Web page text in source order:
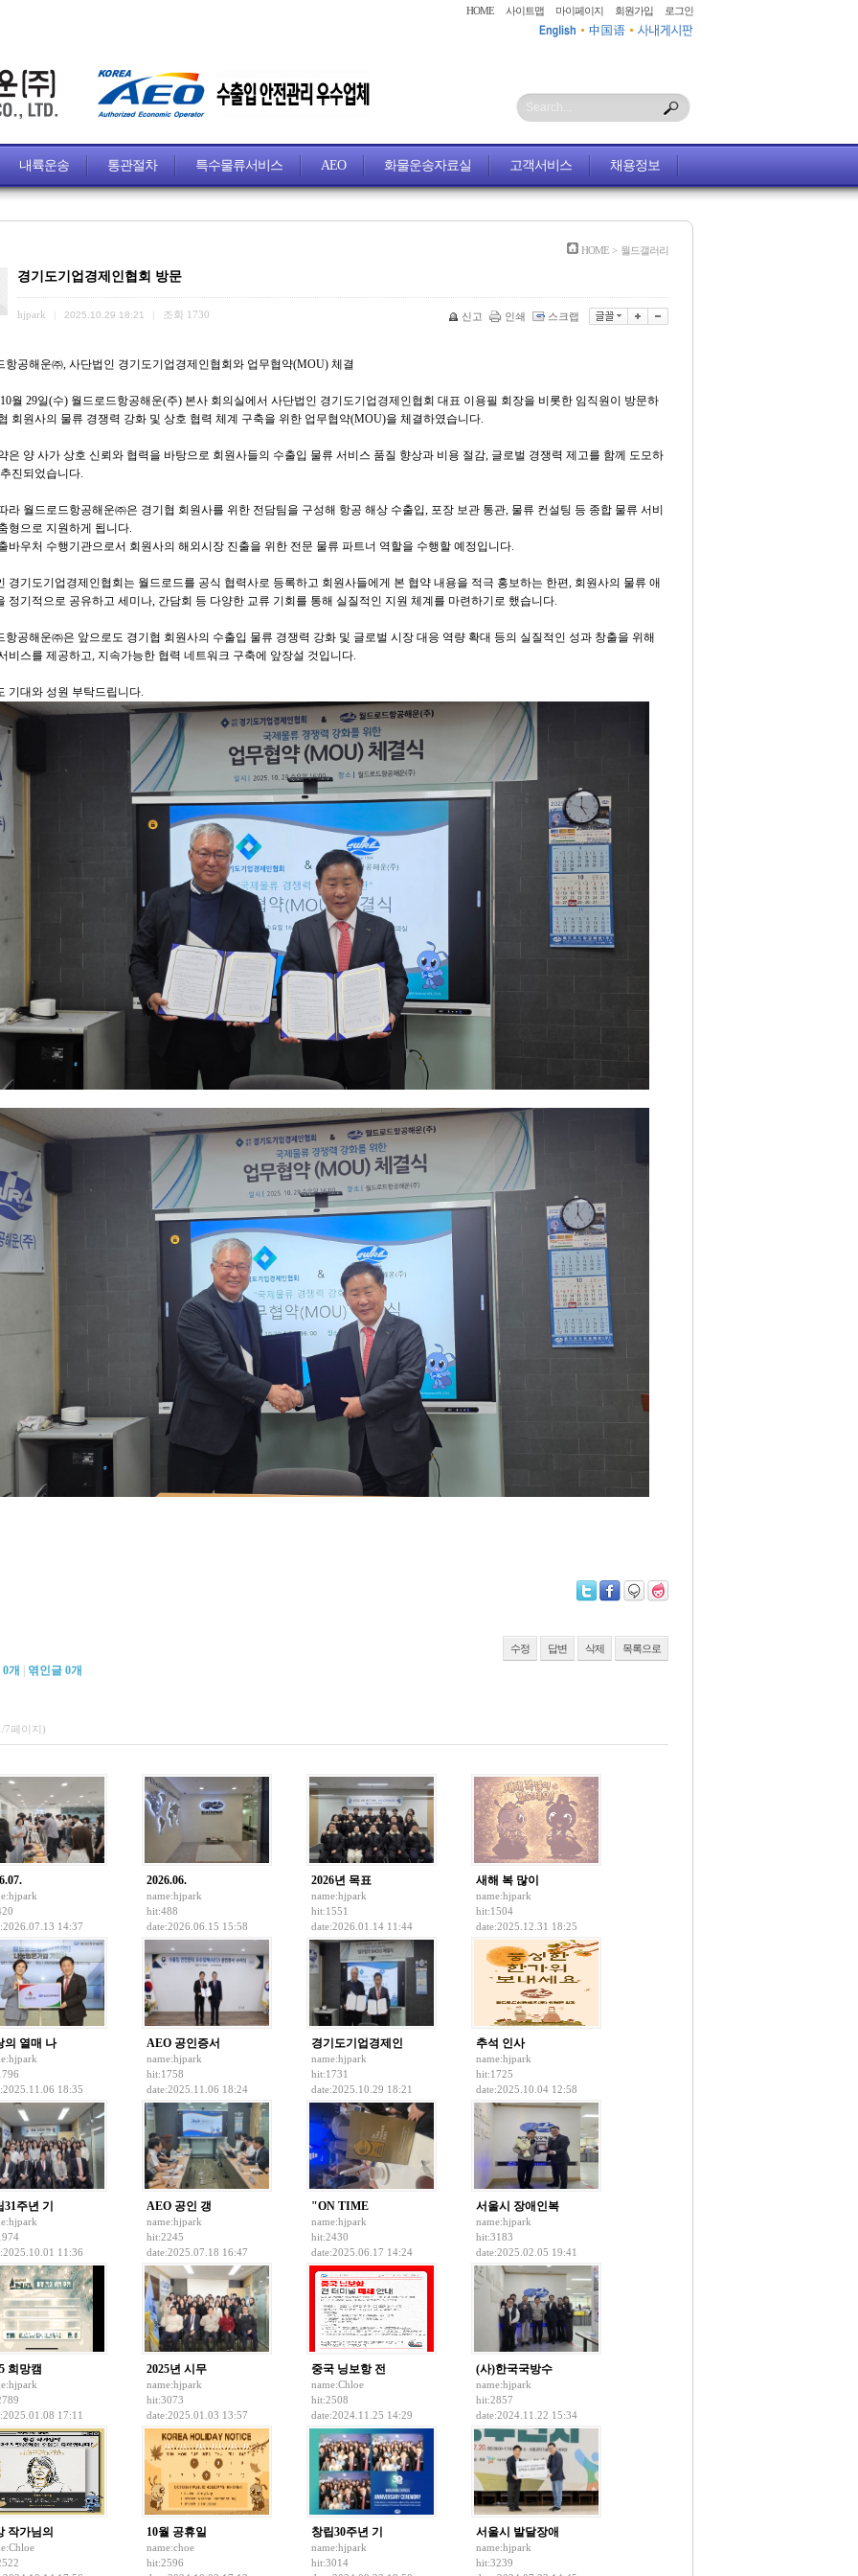
HOME 사이트맵 마이페이지 회원가입 로그인
Search...
내륙운송 통관절차 특수물류서비스 AEO 화물운송자료실 고객서비스 채용정보
HOME > 월드갤러리
경기도기업경제인협회 방문
hjpark 2025.10.29 18:21 조회 1730 신고 인쇄 스크랩
항공해운㈜, 사단법인 경기도기업경제인협회와 업무협약(MOU) 체결
월 29일(수) 월드로드항공해운(주) 본사 회의실에서 사단법인 경기도기업경제인협회 대표 이용필 회장을 비롯한 임직원이 방문하
회원사의 물류 경쟁력 강화 및 상호 협력 체계 구축을 위한 업무협약(MOU)을 체결하였습니다.
은 양 사가 상호 신뢰와 협력을 바탕으로 회원사들의 수출입 물류 서비스 품질 향상과 비용 절감, 글로벌 경쟁력 제고를 함께 도모하
진되었습니다.
라 월드로드항공해운㈜은 경기협 회원사를 위한 전담팀을 구성해 항공 해상 수출입, 포장 보관 통관, 물류 컨설팅 등 종합 물류 서비
형으로 지원하게 됩니다.
바우처 수행기관으로서 회원사의 해외시장 진출을 위한 전문 물류 파트너 역할을 수행할 예정입니다.
경기도기업경제인협회는 월드로드를 공식 협력사로 등록하고 회원사들에게 본 협약 내용을 적극 홍보하는 한편, 회원사의 물류 애
정기적으로 공유하고 세미나, 간담회 등 다양한 교류 기회를 통해 실질적인 지원 체계를 마련하기로 했습니다.
항공해운㈜은 앞으로도 경기협 회원사의 수출입 물류 경쟁력 강화 및 글로벌 시장 대응 역량 확대 등의 실질적인 성과 창출을 위해
비스를 제공하고, 지속가능한 협력 네트워크 구축에 앞장설 것입니다.
기대와 성원 부탁드립니다.
수정 답변 삭제 목록으로
0개 | 엮인글 0개
7페이지)
hjpark
14:37
2026.06.
name:hjpark
hit:488
date:2026.06.15 15:58
2026년 목표
name:hjpark
hit:1551
date:2026.01.14 11:44
새해 복 많이
name:hjpark
hit:1504
date:2025.12.31 18:25
의 열매 나
hjpark
18:35
AEO 공인증서
name:hjpark
hit:1758
date:2025.11.06 18:24
경기도기업경제인
name:hjpark
hit:1731
date:2025.10.29 18:21
추석 인사
name:hjpark
hit:1725
date:2025.10.04 12:58
31주년 기
hjpark
11:36
AEO 공인 갱
name:hjpark
hit:2245
date:2025.07.18 16:47
"ON TIME
name:hjpark
hit:2430
date:2025.06.17 14:24
서울시 장애인복
name:hjpark
hit:3183
date:2025.02.05 19:41
희망캠
hjpark
17:11
2025년 시무
name:hjpark
hit:3073
date:2025.01.03 13:57
중국 닝보항 전
name:Chloe
hit:2508
date:2024.11.25 14:29
(사)한국국방수
name:hjpark
hit:2857
date:2024.11.22 15:34
작가님의
Chloe
10월 공휴일
name:choe
hit:2596
창립30주년 기
name:hjpark
hit:3014
서울시 발달장애
name:hjpark
hit:3239